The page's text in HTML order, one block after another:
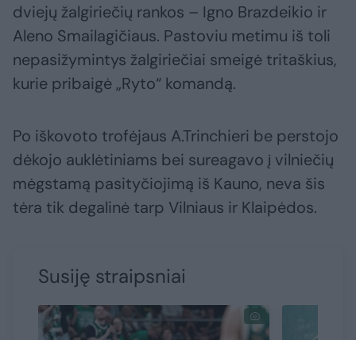
dviejų žalgiriečių rankos – Igno Brazdeikio ir
Aleno Smailagičiaus. Pastoviu metimu iš toli
nepasižymintys žalgiriečiai smeigė tritaškius,
kurie pribaigė „Ryto“ komandą.
Po iškovoto trofėjaus A.Trinchieri be perstojo
dėkojo auklėtiniams bei sureagavo į vilniečių
mėgstamą pasityčiojimą iš Kauno, neva šis
tėra tik degalinė tarp Vilniaus ir Klaipėdos.
Susiję straipsniai